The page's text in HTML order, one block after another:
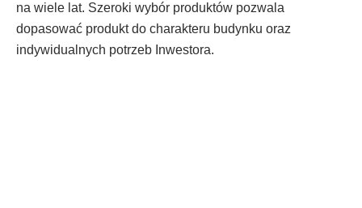
na wiele lat. Szeroki wybór produktów pozwala
dopasować produkt do charakteru budynku oraz
indywidualnych potrzeb Inwestora.